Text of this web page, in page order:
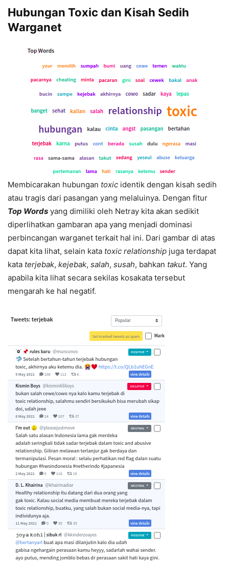
Hubungan Toxic dan Kisah Sedih
Warganet
Membicarakan hubungan toxic identik dengan kisah sedih
atau tragis dari pasangan yang melaluinya. Dengan fitur
Top Words yang dimiliki oleh Netray kita akan sedikit
diperlihatkan gambaran apa yang menjadi dominasi
perbincangan warganet terkait hal ini. Dari gambar di atas
dapat kita lihat, selain kata toxic relationship juga terdapat
kata terjebak, kejebak, salah, susah, bahkan takut. Yang
apabila kita lihat secara sekilas kosakata tersebut
mengarah ke hal negatif.